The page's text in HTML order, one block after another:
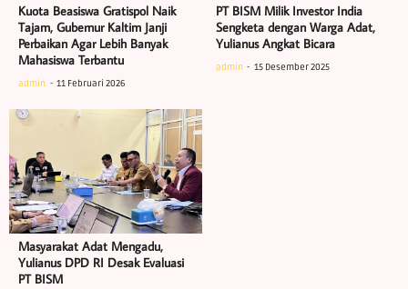
Kuota Beasiswa Gratispol Naik
Tajam, Gubernur Kaltim Janji
Perbaikan Agar Lebih Banyak
Mahasiswa Terbantu
admin 11 Februari 2026
PT BISM Milik Investor India
Sengketa dengan Warga Adat,
Yulianus Angkat Bicara
admin 15 Desember 2025
Masyarakat Adat Mengadu,
Yulianus DPD RI Desak Evaluasi
PT BISM